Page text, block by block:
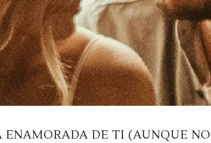
ENAMORADA DE TI (AUNQUE NO